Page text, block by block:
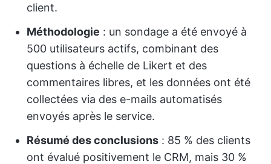
client.
Méthodologie : un sondage a été envoyé à
500 utilisateurs actifs, combinant des
questions à échelle de Likert et des
commentaires libres, et les données ont été
collectées via des e-mails automatisés
envoyés après le service.
Résumé des conclusions : 85 % des clients
ont évalué positivement le CRM, mais 30 %